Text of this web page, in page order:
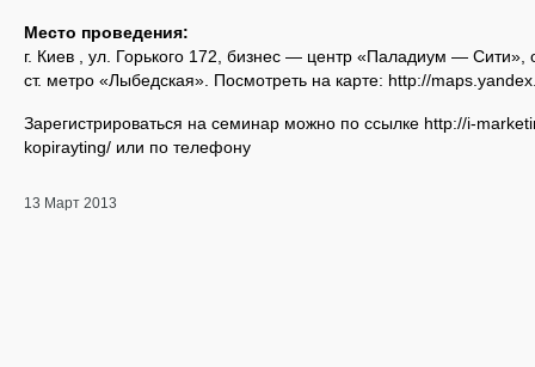
Место проведения:
г. Киев , ул. Горького 172, бизнес — центр «Паладиум — Сити»,
ст. метро «Лыбедская». Посмотреть на карте: http://
Зарегистрироваться на семинар можно по ссылке http://i-
kopirayting/ или по телефону
13 Март 2013